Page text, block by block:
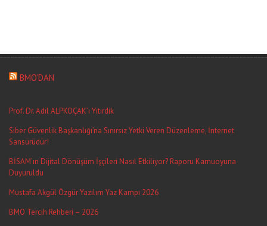
BMO’DAN
Prof. Dr. Adil ALPKOÇAK’ı Yitirdik
Siber Güvenlik Başkanlığı’na Sınırsız Yetki Veren Düzenleme, İnternet
Sansürüdür!
BİSAM’ın Dijital Dönüşüm İşçileri Nasıl Etkiliyor? Raporu Kamuoyuna
Duyuruldu
Mustafa Akgül Özgür Yazılım Yaz Kampı 2026
BMO Tercih Rehberi – 2026